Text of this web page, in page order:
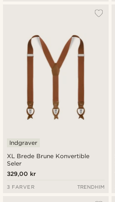
XL Brede Brune Konvertible
Seler
Indgraver
329,00 kr
3 FARVER TRENDHIM